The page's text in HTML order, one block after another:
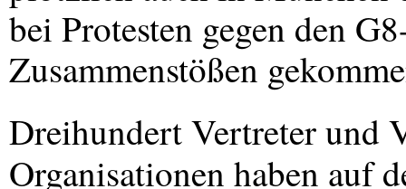
bei Protesten gegen den
Zusammenstößen
Dreihundert Vertreter und
Organisationen haben auf